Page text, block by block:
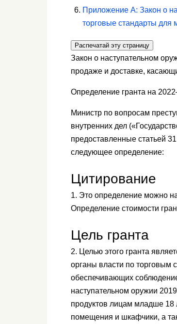
Приложение A: Закон о
торговые стандарты для
Распечатай эту страницу
Закон о наступательном
продаже и доставке,
Определение гранта на
Министр по вопросам
внутренних дел
предоставленные статьей
следующее определение:
Цитирование
1. Это определение можно
Определение стоимости
Цель гранта
2. Целью этого гранта
органы власти по торговым
обеспечивающих
наступательном оружии
продуктов лицам младше 18
помещения и шкафчики, а